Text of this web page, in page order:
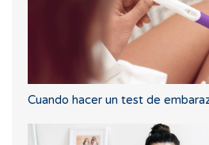
Cuando hacer un test de